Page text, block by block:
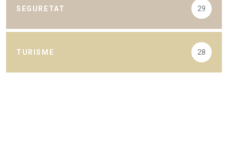
SEGURETAT 29
TURISME 28